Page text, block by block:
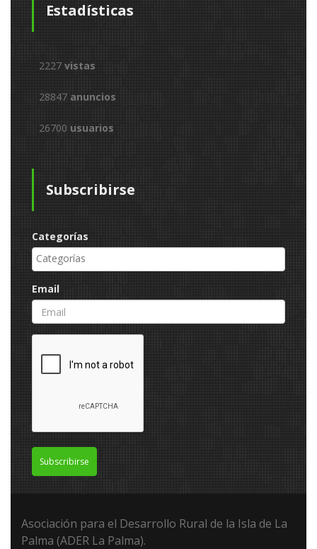
Estadísticas
2227 vistas
28847 anuncios
26700 usuarios
Subscribirse
Categorías
Email
Subscribirse
Asociación para el Desarrollo Rural de la Isla de La
Palma (ADER La Palma).